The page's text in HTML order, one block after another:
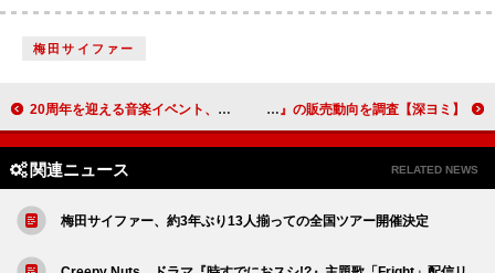
梅田サイファー
20周年を迎える音楽イベント、くるり主催【京都音楽博覧会】10月開催決定 【深ヨミ】Travis Japan『陰ニモ日向ニモ』の販売動向を調査
関連ニュース RELATED NEWS
梅田サイファー、約3年ぶり13人揃っての全国ツアー開催決定